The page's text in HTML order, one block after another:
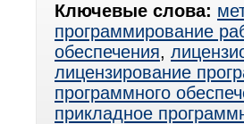
Ключевые слова:
программирование
обеспечения,
лицензирование
программного
прикладное